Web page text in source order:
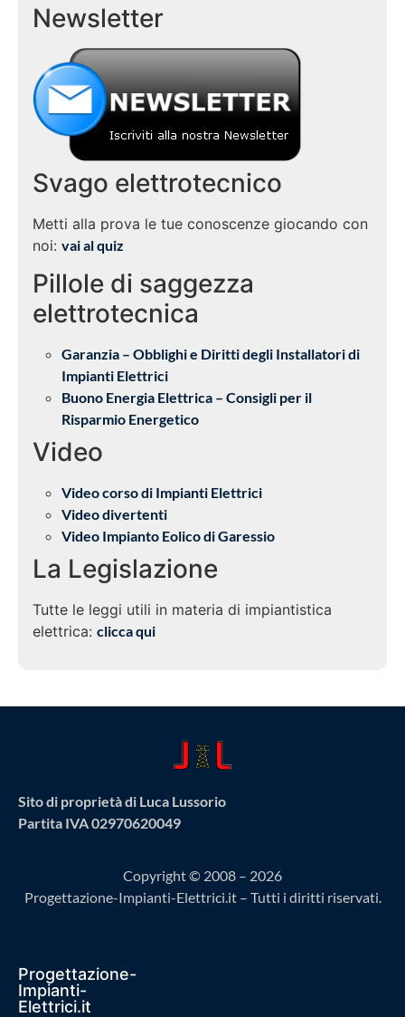
Newsletter
Svago elettrotecnico
Metti alla prova le tue conoscenze giocando con
noi: vai al quiz
Pillole di saggezza
elettrotecnica
Garanzia – Obblighi e Diritti degli Installatori di
Impianti Elettrici
Buono Energia Elettrica – Consigli per il
Risparmio Energetico
Video
Video corso di Impianti Elettrici
Video divertenti
Video Impianto Eolico di Garessio
La Legislazione
Tutte le leggi utili in materia di impiantistica
elettrica: clicca qui
Sito di proprietà di Luca Lussorio
Partita IVA 02970620049
Copyright © 2008 – 2026
Progettazione-Impianti-Elettrici.it – Tutti i diritti riservati.
Progettazione-
Impianti-
Elettrici.it